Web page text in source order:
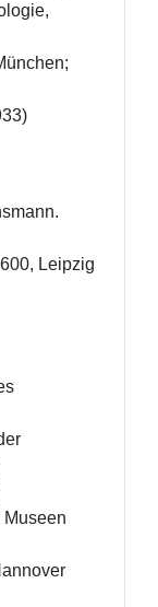
Leipzig